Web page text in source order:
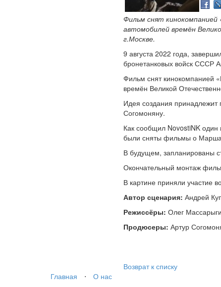
Фильм снят кинокомпанией
автомобилей времён
г.Москве.
9 августа 2022 года,
бронетанковых войск СССР
Фильм снят кинокомпанией
времён Великой
Идея создания принадлежит
Согомоняну.
Как сообщил NovostiNK
были сняты фильмы о
В будущем, запланированы
Окончательный монтаж
В картине приняли участие
Автор сценария: Андрей
Режиссёры: Олег
Продюсеры: Артур
Возврат к списку
Главная
⋅ О нас